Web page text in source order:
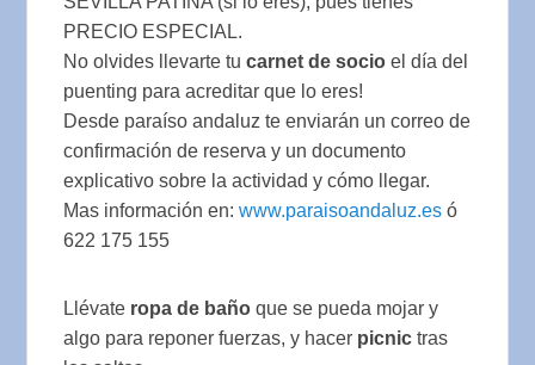
PRECIO ESPECIAL.
No olvides llevarte tucarnet de socio el día del
puenting para acreditar que lo eres!
Desde paraíso andaluz te enviarán un correo de
confirmación de reserva y un documento
explicativo sobre la actividad y cómo llegar.
Mas información en:www.paraisoandaluz.es ó
622 175 155
Llévate ropa de baño que se pueda mojar y
algo para reponer fuerzas, y hacer picnic tras